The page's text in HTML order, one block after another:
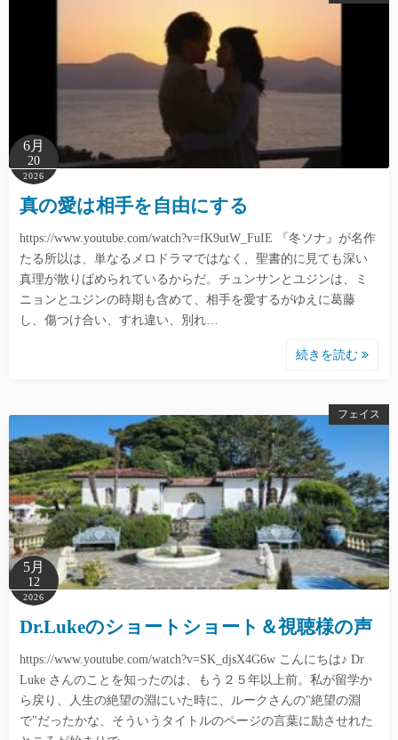
6月
20
2026
真の愛は相手を自由にする
https://www.youtube.com/watch?v=fK9utW_FuIE 『冬ソナ』が名作
たる所以は、単なるメロドラマではなく、聖書的に見ても深い
真理が散りばめられているからだ。チュンサンとユジンは、ミ
ニョンとユジンの時期も含めて、相手を愛するがゆえに葛藤
し、傷つけ合い、すれ違い、別れ…
続きを読む
フェイス
5月
12
2026
Dr.Lukeのショートショート＆視聴様の声
https://www.youtube.com/watch?v=SK_djsX4G6w こんにちは♪ Dr
Luke さんのことを知ったのは、もう２５年以上前。私が留学か
ら戻り、人生の絶望の淵にいた時に、ルークさんの"絶望の淵
で"だったかな、そういうタイトルのページの言葉に励させれた